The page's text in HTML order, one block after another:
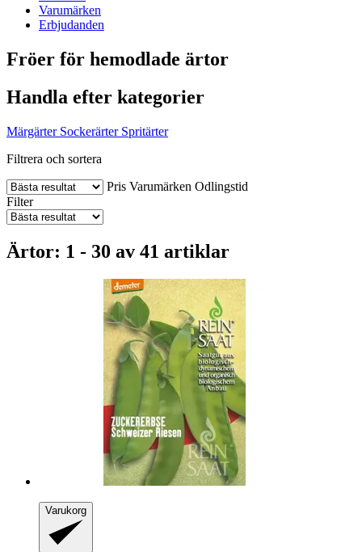
Varumärken
Erbjudanden
Fröer för hemodlade ärtor
Handla efter kategorier
Märgärter Sockerärter Spritärter
Filtrera och sortera
Pris Varumärken Odlingstid
Filter
Ärtor: 1 - 30 av 41 artiklar
Varukorg